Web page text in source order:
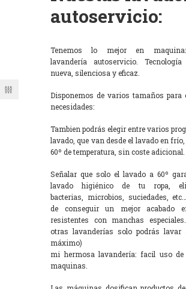
autoservicio:
Tenemos lo mejor en
lavandería autoservicio. Tecnología
nueva, silenciosa y eficaz.
Disponemos de varios tamaños para
necesidades:
Tambien podrás elegir entre varios
lavado, que van desde el lavado en
60º de temperatura, sin coste adicional.
Señalar que solo el lavado a 60º
lavado higiénico de tu ropa,
bacterias, microbios, suciedades,
de conseguir un mejor acabado
resistentes con manchas
otras lavanderías solo podrás lavar
máximo)
mi hermosa lavandería: facil uso de
maquinas.